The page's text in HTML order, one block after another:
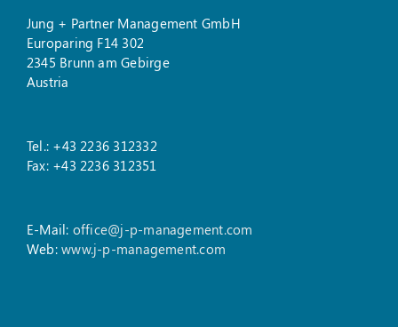
Jung + Partner Management GmbH
Europaring F14 302
2345 Brunn am Gebirge
Austria
Tel.: +43 2236 312332
Fax: +43 2236 312351
E-Mail: office@j-p-management.com
Web:www.j-p-management.com